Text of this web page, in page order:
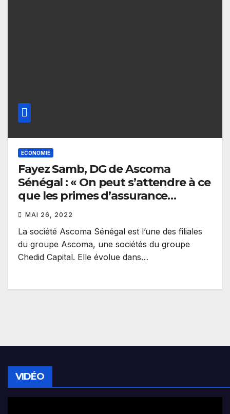
ECONOMIE
Fayez Samb, DG de Ascoma
Sénégal : « On peut s’attendre à ce
que les primes d’assurance
augmentent »
MAI 26, 2022
La société Ascoma Sénégal est l’une des filiales
du groupe Ascoma, une sociétés du groupe
Chedid Capital. Elle évolue dans…
VIDÉO